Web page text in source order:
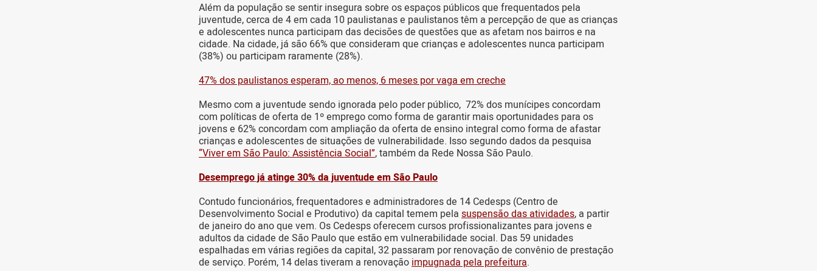
Além da população se sentir insegura sobre os espaços públicos que frequentados pela
juventude, cerca de 4 em cada 10 paulistanas e paulistanos têm a percepção de que as crianças
e adolescentes nunca participam das decisões de questões que as afetam nos bairros e na
cidade. Na cidade, já são 66% que consideram que crianças e adolescentes nunca participam
(38%) ou participam raramente (28%).
47% dos paulistanos esperam, ao menos, 6 meses por vaga em creche
Mesmo com a juventude sendo ignorada pelo poder público, 72% dos munícipes concordam
com políticas de oferta de 1º emprego como forma de garantir mais oportunidades para os
jovens e 62% concordam com ampliação da oferta de ensino integral como forma de afastar
crianças e adolescentes de situações de vulnerabilidade. Isso segundo dados da pesquisa
“Viver em São Paulo: Assistência Social”, também da Rede Nossa São Paulo.
Desemprego já atinge 30% da juventude em São Paulo
Contudo funcionários, frequentadores e administradores de 14 Cedesps (Centro de
Desenvolvimento Social e Produtivo) da capital temem pela suspensão das atividades, a partir
de janeiro do ano que vem. Os Cedesps oferecem cursos profissionalizantes para jovens e
adultos da cidade de São Paulo que estão em vulnerabilidade social. Das 59 unidades
espalhadas em várias regiões da capital, 32 passaram por renovação de convênio de prestação
de serviço. Porém, 14 delas tiveram a renovaçãoimpugnada pela prefeitura.